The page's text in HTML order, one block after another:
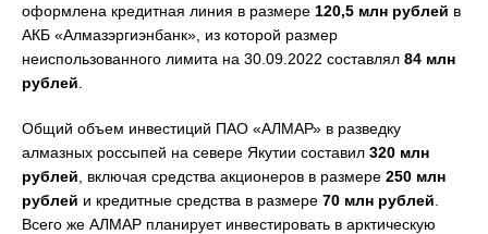
оформлена кредитная линия в размере 120,5 млн рублей в
АКБ «Алмазэргиэнбанк», из которой размер
неиспользованного лимита на 30.09.2022 составлял 84 млн
рублей
Общий объем инвестиций ПАО «АЛМАР» в разведку
алмазных россыпей на севере Якутии составил 320 млн
рублей , включая средства акционеров в размере 250 млн
рублей и кредитные средства в размере 70 млн рублей
Всего же АЛМАР планирует инвестировать в арктическую